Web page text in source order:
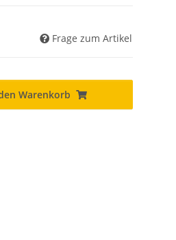
Frage zum Artikel
Warenkorb